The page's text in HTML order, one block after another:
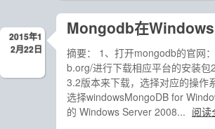
2015年1
2月22日
Mongodb在
摘要： 1、打开mongodb的官网
b.org/进行下载相应平台的安装包
3.2版本来下载，选择对应的操作
选择windowsMongoDB for
的 Windows Server 2008... 阅读